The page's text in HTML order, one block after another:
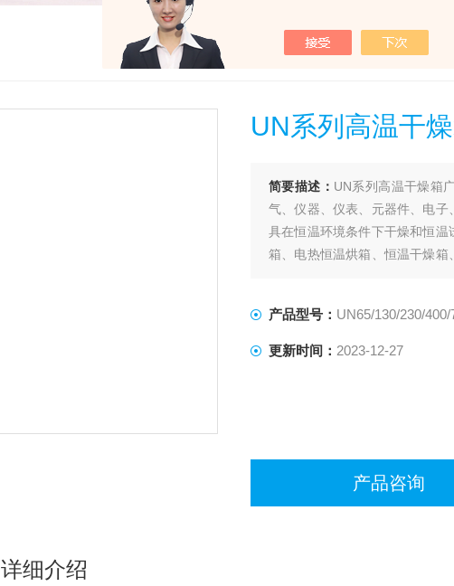
产品中心>PRIMA（普律玛）
UN系列高温干
简要描述： UN系列高温干燥箱
气、仪器、仪表、元器件、电
具在恒温环境条件下干燥和恒
箱、电热恒温烘箱、恒温干燥
产品型号： UN65/130/230/400/
更新时间： 2023-12-27
产品咨询
详细介绍